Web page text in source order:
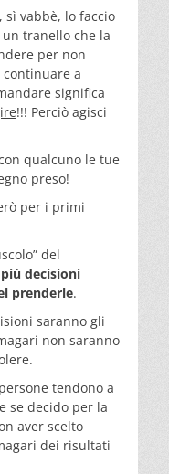
sì vabbè, lo faccio
un tranello che la
per non
a
significa
!!! Perciò agisci
qualcuno le tue
preso!
per i primi
del
più decisioni
prenderle.
saranno gli
non saranno
tendono a
se decido per la
aver scelto
dei risultati